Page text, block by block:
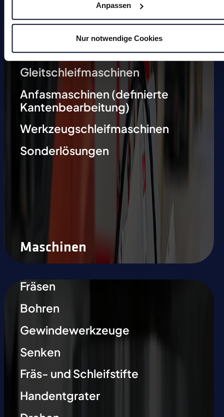
Anpassen
Nur notwendige Cookies
Entgratmaschinen (undefinierte
Kantenbearbeitung)
Durchlaufentgratmaschine
Gleitschleifmaschinen
Anfasmaschinen (definierte
Kantenbearbeitung)
Werkzeugschleifmaschinen
Sonderlösungen
Maschinen
Fräsen
Bohren
Gewindewerkzeuge
Senken
Fräs- und Schleifstifte
Handentgrater